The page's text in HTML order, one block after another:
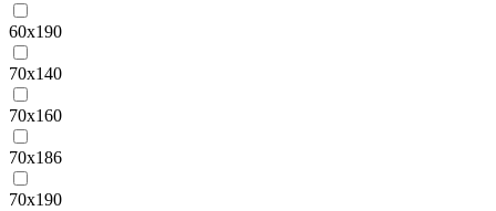
60х190
70х140
70х160
70х186
70х190